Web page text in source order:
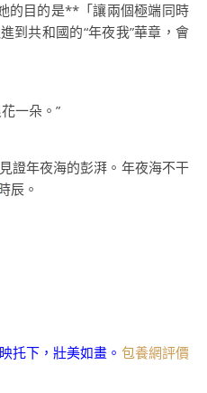
目的是**「讓兩個極端同時
到共和國的“年夜我”華章，會
一朵。”
證年夜海的彭湃。年夜海不干
辰。
托下，壯美如畫。 包養網評價